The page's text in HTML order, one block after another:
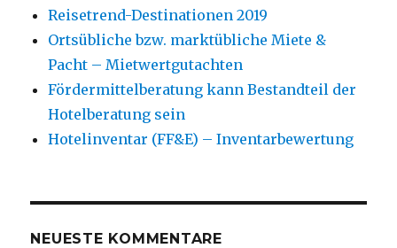
Reisetrend-Destinationen 2019
Ortsübliche bzw. marktübliche Miete &
Pacht – Mietwertgutachten
Fördermittelberatung kann Bestandteil der
Hotelberatung sein
Hotelinventar (FF&E) – Inventarbewertung
NEUESTE KOMMENTARE